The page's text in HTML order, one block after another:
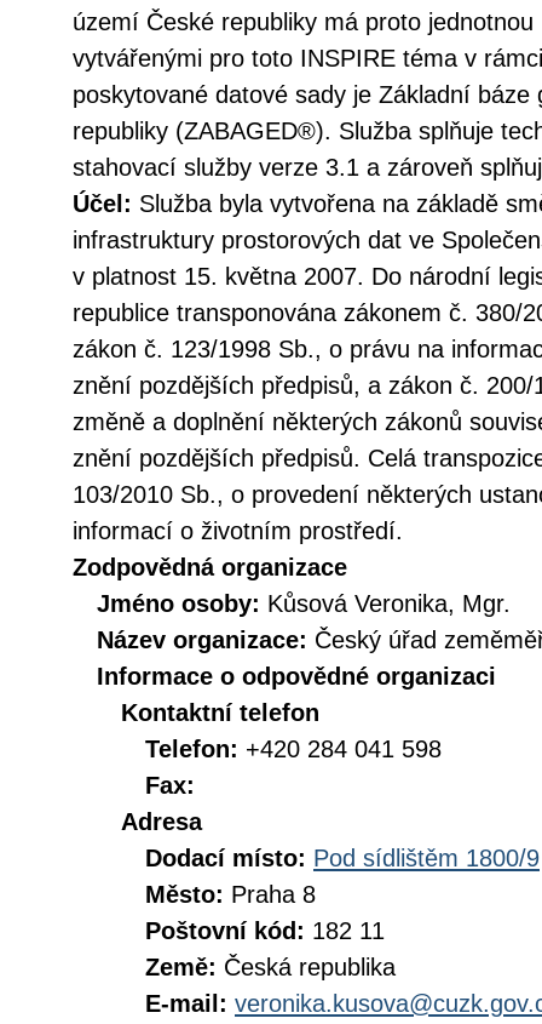
území České republiky má proto
vytvářenými pro toto INSPIRE téma v
poskytované datové sady je Základní báze
republiky (ZABAGED®). Služba splňuje
stahovací služby verze 3.1 a zároveň
Účel: Služba byla vytvořena na základě
infrastruktury prostorových dat ve
v platnost 15. května 2007. Do národní
republice transponována zákonem č. 380/
zákon č. 123/1998 Sb., o právu na
znění pozdějších předpisů, a zákon č.
změně a doplnění některých zákonů
znění pozdějších předpisů. Celá
103/2010 Sb., o provedení některých
informací o životním prostředí.
Zodpovědná organizace
Jméno osoby: Kůsová Veronika, Mgr.
Název organizace: Český úřad
Informace o odpovědné organizaci
Kontaktní telefon
Telefon: +420 284 041 598
Fax:
Adresa
Dodací místo: Pod sídlištěm 1800/9
Město: Praha 8
Poštovní kód: 182 11
Země: Česká republika
E-mail: